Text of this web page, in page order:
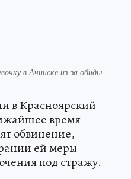
в Ачинске из-за обиды
в Красноярский
время
обвинение,
ей меры
под стражу.